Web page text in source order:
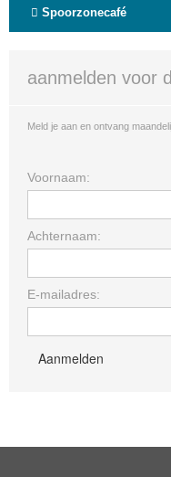
Spoorzonecafé
aanmelden voor
Meld je aan en ontvang
Voornaam:
Achternaam:
E-mailadres: